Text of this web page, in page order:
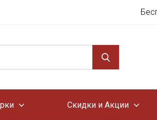
Скидки и Акции